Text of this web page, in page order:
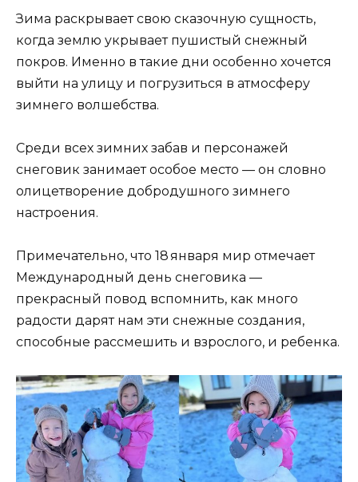
Зима раскрывает свою сказочную сущность,
когда землю укрывает пушистый снежный
покров. Именно в такие дни особенно хочется
выйти на улицу и погрузиться в атмосферу
зимнего волшебства.
Среди всех зимних забав и персонажей
снеговик занимает особое место — он словно
олицетворение добродушного зимнего
настроения.
Примечательно, что 18 января мир отмечает
Международный день снеговика —
прекрасный повод вспомнить, как много
радости дарят нам эти снежные создания,
способные рассмешить и взрослого, и ребенка.